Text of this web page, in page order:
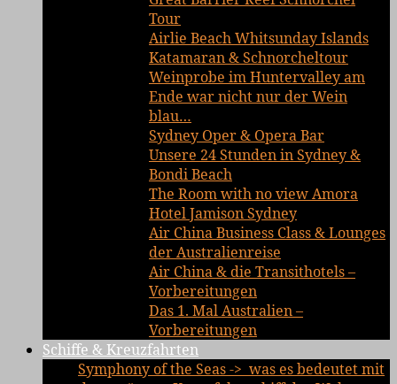
Tour
Airlie Beach Whitsunday Islands
Katamaran & Schnorcheltour
Weinprobe im Huntervalley am
Ende war nicht nur der Wein
blau…
Sydney Oper & Opera Bar
Unsere 24 Stunden in Sydney &
Bondi Beach
The Room with no view Amora
Hotel Jamison Sydney
Air China Business Class & Lounges
der Australienreise
Air China & die Transithotels –
Vorbereitungen
Das 1. Mal Australien –
Vorbereitungen
Schiffe & Kreuzfahrten
Symphony of the Seas -> was es bedeutet mit